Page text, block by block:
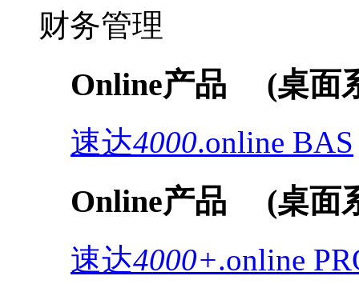
财务管理
Online产品 (桌面
速达4000.online BAS
Online产品 (桌面
速达4000+.online